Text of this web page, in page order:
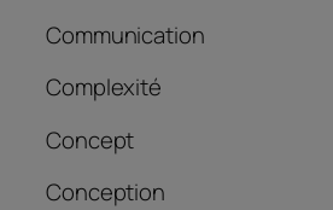
Communication
Complexité
Concept
Conception